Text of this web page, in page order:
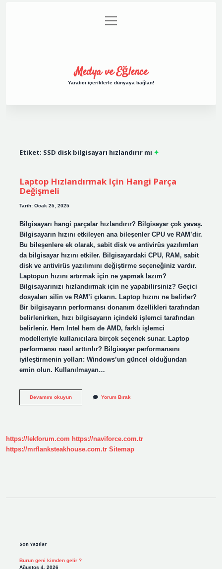
Gizlilik Politikası
menüyü
aç
Medya ve Eğlence
Yaratıcı içeriklerle dünyaya bağlan!
Etiket: SSD disk bilgisayarı hızlandırır mı
Laptop Hızlandırmak Için Hangi Parça
Değişmeli
Tarih: Ocak 25, 2025
Bilgisayarı hangi parçalar hızlandırır? Bilgisayar çok yavaş.
Bilgisayarın hızını etkileyen ana bileşenler CPU ve RAM’dir.
Bu bileşenlere ek olarak, sabit disk ve antivirüs yazılımları
da bilgisayar hızını etkiler. Bilgisayardaki CPU, RAM, sabit
disk ve antivirüs yazılımını değiştirme seçeneğiniz vardır.
Laptopun hızını artırmak için ne yapmak lazım?
Bilgisayarınızı hızlandırmak için ne yapabilirsiniz? Geçici
dosyaları silin ve RAM’i çıkarın. Laptop hızını ne belirler?
Bir bilgisayarın performansı donanım özellikleri tarafından
belirlenirken, hızı bilgisayarın içindeki işlemci tarafından
belirlenir. Hem Intel hem de AMD, farklı işlemci
modelleriyle kullanıcılara birçok seçenek sunar. Laptop
performansı nasıl arttırılır? Bilgisayar performansını
iyileştirmenin yolları: Windows’un güncel olduğundan
emin olun. Kullanılmayan…
Devamını okuyunLaptop
Yorum Bırak
https://lekforum.com https://naviforce.com.tr
https://mrflanksteakhouse.com.tr Sitemap
Son Yazılar
Burun geni kimden gelir ?
Ağustos 4, 2026